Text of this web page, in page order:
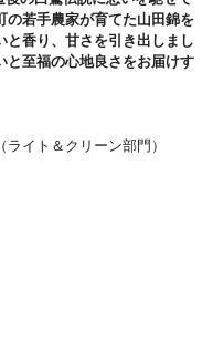
の若手農家が育てた山田錦を
香り、甘さを引き出しまし
と至福の心地良さをお届けす
イト＆クリーン部門）